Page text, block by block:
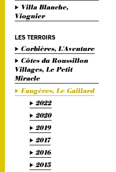
Villa Blanche,
Viognier
LES TERROIRS
Corbières, L'Aventure
Côtes du Roussillon
Villages, Le Petit
Miracle
Faugères, Le Gaillard
2022
2020
2019
2017
2016
2015